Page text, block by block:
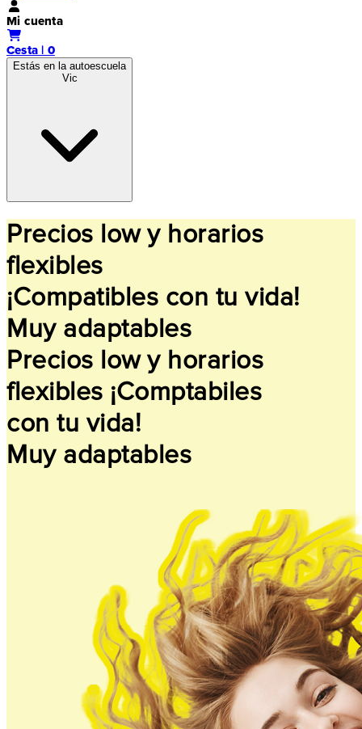
Mi cuenta
Cesta | 0
Estás en la autoescuela
Vic
Precios low y horarios
flexibles
¡Compatibles con tu vida!
Muy adaptables
Precios low y horarios
flexibles ¡Comptabiles
con tu vida!
Muy adaptables